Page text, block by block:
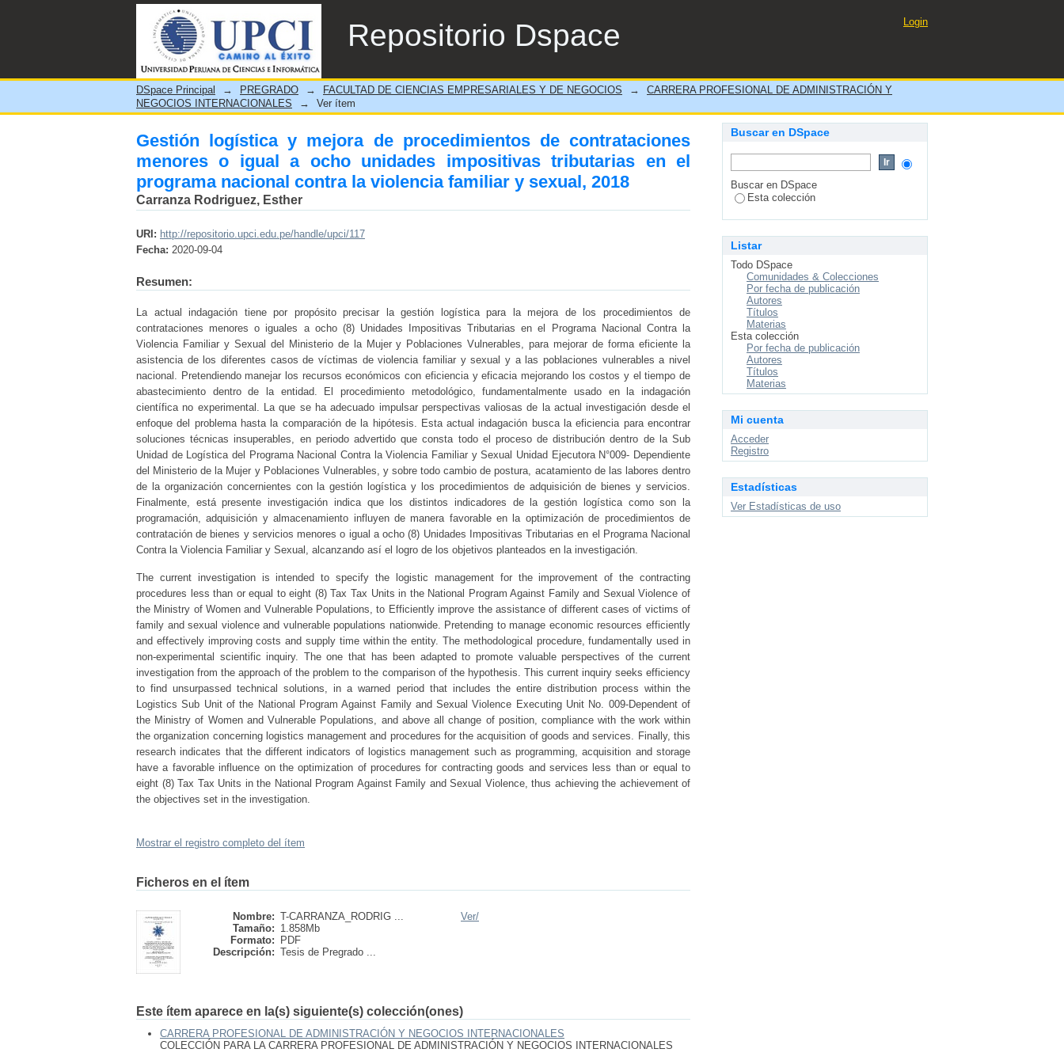
Repositorio Dspace
Gestión logística y mejora de procedimientos de contrataciones menores o igual a ocho
unidades impositivas tributarias en el programa nacional contra la violencia familiar y sexual,
2018
Login
DSpace Principal → PREGRADO → FACULTAD DE CIENCIAS EMPRESARIALES Y DE NEGOCIOS →
CARRERA PROFESIONAL DE ADMINISTRACIÓN Y
NEGOCIOS INTERNACIONALES
→ Ver ítem
Gestión logística y mejora de procedimientos de contrataciones
menores o igual a ocho unidades impositivas tributarias en el
programa nacional contra la violencia familiar y sexual, 2018
Carranza Rodriguez, Esther
URI: http://repositorio.upci.edu.pe/handle/upci/117
Fecha: 2020-09-04
Resumen:
La actual indagación tiene por propósito precisar la gestión logística para la mejora de los procedimientos de
contrataciones menores o iguales a ocho (8) Unidades Impositivas Tributarias en el Programa Nacional Contra la
Violencia Familiar y Sexual del Ministerio de la Mujer y Poblaciones Vulnerables, para mejorar de forma eficiente la
asistencia de los diferentes casos de víctimas de violencia familiar y sexual y a las poblaciones vulnerables a nivel
nacional. Pretendiendo manejar los recursos económicos con eficiencia y eficacia mejorando los costos y el tiempo de
abastecimiento dentro de la entidad. El procedimiento metodológico, fundamentalmente usado en la indagación
científica no experimental. La que se ha adecuado impulsar perspectivas valiosas de la actual investigación desde el
enfoque del problema hasta la comparación de la hipótesis. Esta actual indagación busca la eficiencia para encontrar
soluciones técnicas insuperables, en periodo advertido que consta todo el proceso de distribución dentro de la Sub
Unidad de Logística del Programa Nacional Contra la Violencia Familiar y Sexual Unidad Ejecutora N°009- Dependiente
del Ministerio de la Mujer y Poblaciones Vulnerables, y sobre todo cambio de postura, acatamiento de las labores dentro
de la organización concernientes con la gestión logística y los procedimientos de adquisición de bienes y servicios.
Finalmente, está presente investigación indica que los distintos indicadores de la gestión logística como son la
programación, adquisición y almacenamiento influyen de manera favorable en la optimización de procedimientos de
contratación de bienes y servicios menores o igual a ocho (8) Unidades Impositivas Tributarias en el Programa Nacional
Contra la Violencia Familiar y Sexual, alcanzando así el logro de los objetivos planteados en la investigación.
The current investigation is intended to specify the logistic management for the improvement of the contracting
procedures less than or equal to eight (8) Tax Tax Units in the National Program Against Family and Sexual Violence of
the Ministry of Women and Vulnerable Populations, to Efficiently improve the assistance of different cases of victims of
family and sexual violence and vulnerable populations nationwide. Pretending to manage economic resources efficiently
and effectively improving costs and supply time within the entity. The methodological procedure, fundamentally used in
non-experimental scientific inquiry. The one that has been adapted to promote valuable perspectives of the current
investigation from the approach of the problem to the comparison of the hypothesis. This current inquiry seeks efficiency
to find unsurpassed technical solutions, in a warned period that includes the entire distribution process within the
Logistics Sub Unit of the National Program Against Family and Sexual Violence Executing Unit No. 009-Dependent of
the Ministry of Women and Vulnerable Populations, and above all change of position, compliance with the work within
the organization concerning logistics management and procedures for the acquisition of goods and services. Finally, this
research indicates that the different indicators of logistics management such as programming, acquisition and storage
have a favorable influence on the optimization of procedures for contracting goods and services less than or equal to
eight (8) Tax Tax Units in the National Program Against Family and Sexual Violence, thus achieving the achievement of
the objectives set in the investigation.
Mostrar el registro completo del ítem
Ficheros en el ítem
Nombre: T-CARRANZA_RODRIG ...
Tamaño: 1.858Mb
Formato:
PDF
Descripción: Tesis de Pregrado ...
Ver/
Este ítem aparece en la(s) siguiente(s) colección(ones)
CARRERA PROFESIONAL DE ADMINISTRACIÓN Y NEGOCIOS INTERNACIONALES
COLECCIÓN PARA LA CARRERA PROFESIONAL DE ADMINISTRACIÓN Y NEGOCIOS INTERNACIONALES
Buscar en DSpace
Buscar en DSpace
Esta colección
Listar
Todo DSpace
Comunidades & Colecciones
Por fecha de publicación
Autores
Títulos
Materias
Esta colección
Por fecha de publicación
Autores
Títulos
Materias
Mi cuenta
Acceder
Registro
Estadísticas
Ver Estadísticas de uso